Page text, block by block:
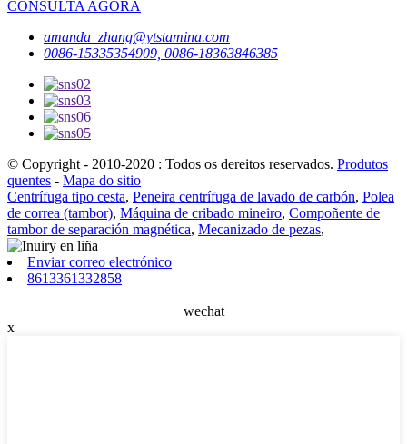
CONSULTA AGORA
amanda_zhang@ytstamina.com
0086-15335354909, 0086-18363846385
© Copyright - 2010-2020 : Todos os dereitos reservados. Produtos
quentes - Mapa do sitio
Centrífuga tipo cesta, Peneira centrífuga de lavado de carbón, Polea
de correa (tambor), Máquina de cribado mineiro, Compoñente de
tambor de separación magnética, Mecanizado de pezas,
Enviar correo electrónico
8613361332858
wechat
x